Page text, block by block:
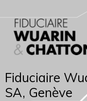
Fiduciaire
SA, Genève